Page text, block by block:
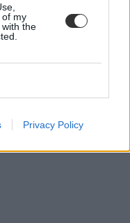
of my
the
Privacy Policy